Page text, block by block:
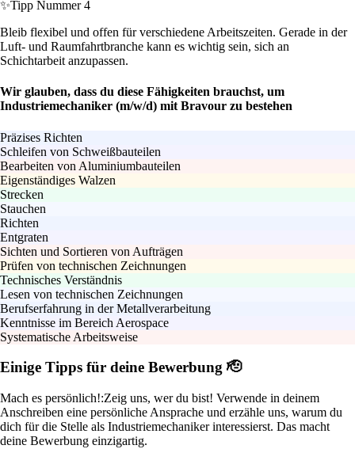
✨Tipp Nummer 4
Bleib flexibel und offen für verschiedene Arbeitszeiten. Gerade in der
Luft- und Raumfahrtbranche kann es wichtig sein, sich an
Schichtarbeit anzupassen.
Wir glauben, dass du diese Fähigkeiten brauchst, um
Industriemechaniker (m/w/d) mit Bravour zu bestehen
Präzises Richten
Schleifen von Schweißbauteilen
Bearbeiten von Aluminiumbauteilen
Eigenständiges Walzen
Strecken
Stauchen
Richten
Entgraten
Sichten und Sortieren von Aufträgen
Prüfen von technischen Zeichnungen
Technisches Verständnis
Lesen von technischen Zeichnungen
Berufserfahrung in der Metallverarbeitung
Kenntnisse im Bereich Aerospace
Systematische Arbeitsweise
Einige Tipps für deine Bewerbung 🫡
Mach es persönlich!:Zeig uns, wer du bist! Verwende in deinem
Anschreiben eine persönliche Ansprache und erzähle uns, warum du
dich für die Stelle als Industriemechaniker interessierst. Das macht
deine Bewerbung einzigartig.